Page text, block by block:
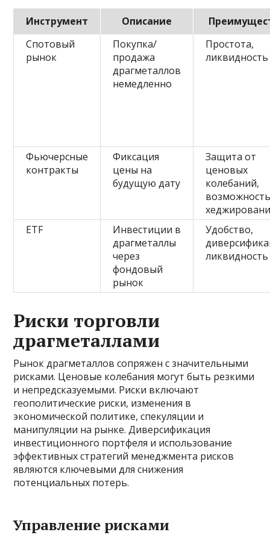
Инструмент Описание
Спотовый
рынок
Покупка/
продажа
драгметаллов
немедленно
Простота,
ликвидность
Фьючерсные
контракты
Фиксация
цены на
будущую дату
Защита от
ценовых
колебаний,
ETF
Инвестиции в
драгметаллы
через
фондовый
рынок
Удобство,
ликвидность
Риски торговли
драгметаллами
Рынок драгметаллов сопряжен с значительными
рисками. Ценовые колебания могут быть резкими
и непредсказуемыми. Риски включают
геополитические риски, изменения в
экономической политике, спекуляции и
манипуляции на рынке. Диверсификация
инвестиционного портфеля и использование
эффективных стратегий менеджмента рисков
являются ключевыми для снижения
потенциальных потерь.
Управление рисками